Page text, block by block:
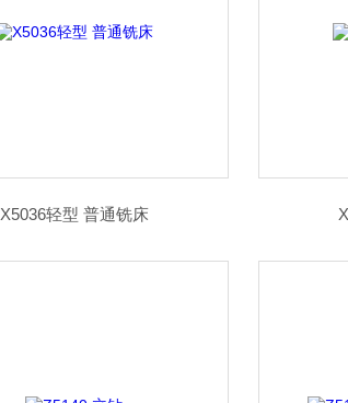
X5036轻型 普通铣床